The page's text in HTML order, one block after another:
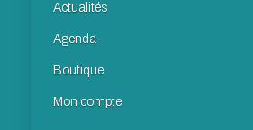
Actualités
Agenda
Boutique
Mon compte